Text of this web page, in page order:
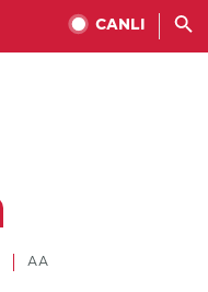
CANLI
AA